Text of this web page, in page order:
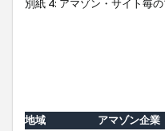
別紙 4: アマゾン・サイト毎
地域
アマゾン企業